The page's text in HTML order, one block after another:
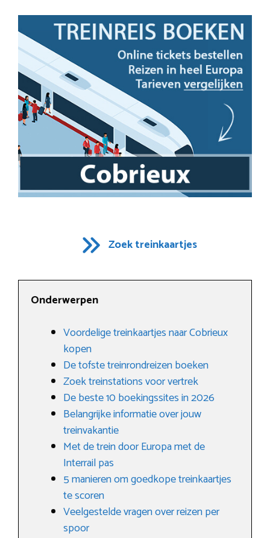
Zoek treinkaartjes
Onderwerpen
Voordelige treinkaartjes naar Cobrieux
kopen
De tofste treinrondreizen boeken
Zoek treinstations voor vertrek
De beste 10 boekingssites in 2026
Belangrijke informatie over jouw
treinvakantie
Met de trein door Europa met de
Interrail pas
5 manieren om goedkope treinkaartjes
te scoren
Veelgestelde vragen over reizen per
spoor